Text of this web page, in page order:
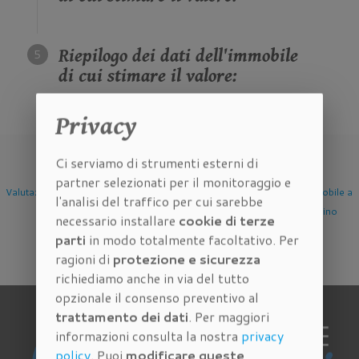
Riepilogo dei dati dell'immobile
di cui stimare il valore:
Valutazione Immobile a
Firenze
Valutazione Immobile a
Scandicci
Valutazione Immobile a
Sesto Fiorentino
Privacy
Ci serviamo di strumenti esterni di
partner selezionati per il monitoraggio e
l'analisi del traffico per cui sarebbe
necessario installare cookie di terze
parti in modo totalmente facoltativo. Per
ragioni di protezione e sicurezza
richiediamo anche in via del tutto
opzionale il consenso preventivo al
trattamento dei dati. Per maggiori
informazioni consulta la nostra privacy
policy. Puoi modificare queste